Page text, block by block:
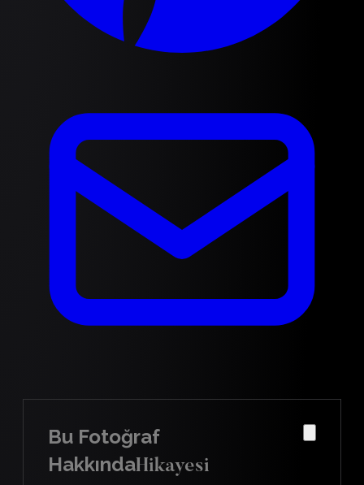
Bu Fotoğraf
HakkındaHikayesi